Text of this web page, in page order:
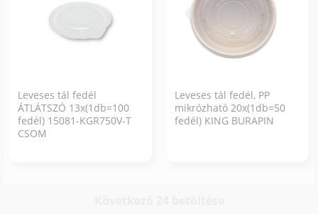
Leveses tál fedél
ÁTLÁTSZÓ 13x(1db=100
fedél) 15081-KGR750V-T
CSOM
Leveses tál fedél, PP
mikrózható 20x(1db=50
fedél) KING BURAPIN